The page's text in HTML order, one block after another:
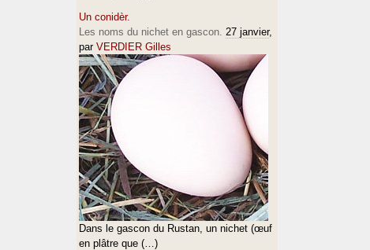
Un conidèr.
Les noms du nichet en gascon. 27 janvier,
par VERDIER Gilles
Dans le gascon du Rustan, un nichet (œuf
en plâtre que (…)